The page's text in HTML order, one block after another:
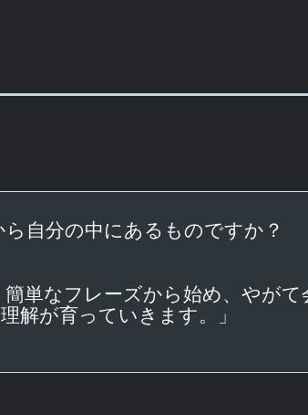
自分の中にあるものですか？
単なフレーズから始め、やが
解が育っていきます。」